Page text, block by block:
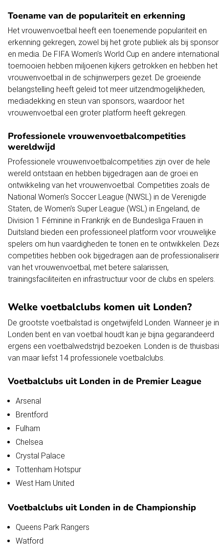
Toename van de populariteit en erkenning
Het vrouwenvoetbal heeft een toenemende populariteit en
erkenning gekregen, zowel bij het grote publiek als bij
en media. De FIFA Women's World Cup en andere
toernooien hebben miljoenen kijkers getrokken en hebben het
vrouwenvoetbal in de schijnwerpers gezet. De groeiende
belangstelling heeft geleid tot meer uitzendmogelijkheden,
mediadekking en steun van sponsors, waardoor het
vrouwenvoetbal een groter platform heeft gekregen.
Professionele vrouwenvoetbalcompetities
wereldwijd
Professionele vrouwenvoetbalcompetities zijn over de hele
wereld ontstaan en hebben bijgedragen aan de groei en
ontwikkeling van het vrouwenvoetbal. Competities zoals de
National Women's Soccer League (NWSL) in de Verenigde
Staten, de Women's Super League (WSL) in Engeland, de
Division 1 Féminine in Frankrijk en de Bundesliga Frauen in
Duitsland bieden een professioneel platform voor vrouwelijke
spelers om hun vaardigheden te tonen en te ontwikkelen.
competities hebben ook bijgedragen aan de
van het vrouwenvoetbal, met betere salarissen,
trainingsfaciliteiten en infrastructuur voor de clubs en spelers.
Welke voetbalclubs komen uit Londen?
De grootste voetbalstad is ongetwijfeld Londen. Wanneer je in
Londen bent en van voetbal houdt kan je bijna gegarandeerd
ergens een voetbalwedstrijd bezoeken. Londen is de
van maar liefst 14 professionele voetbalclubs.
Voetbalclubs uit Londen in de Premier League
Arsenal
Brentford
Fulham
Chelsea
Crystal Palace
Tottenham Hotspur
West Ham United
Voetbalclubs uit Londen in de Championship
Queens Park Rangers
Watford